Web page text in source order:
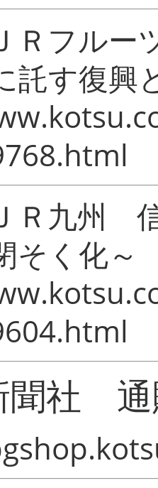
フルー
託す復興
九州 信
そく化～
聞社